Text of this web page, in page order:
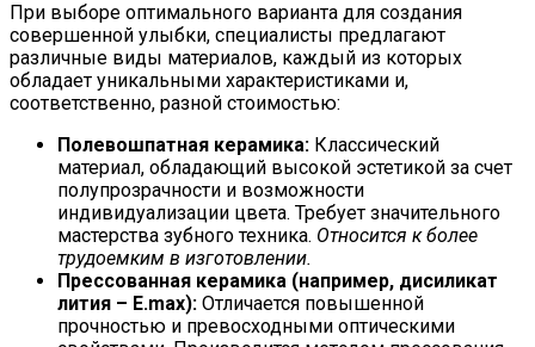
При выборе оптимального варианта для создания
совершенной улыбки, специалисты предлагают
различные виды материалов, каждый из которых
обладает уникальными характеристиками и,
соответственно, разной стоимостью:
Полевошпатная керамика: Классический
материал, обладающий высокой эстетикой за счет
полупрозрачности и возможности
индивидуализации цвета. Требует значительного
мастерства зубного техника. Относится к более
трудоемким в изготовлении.
Прессованная керамика (например, дисиликат
лития – E.max): Отличается повышенной
прочностью и превосходными оптическими